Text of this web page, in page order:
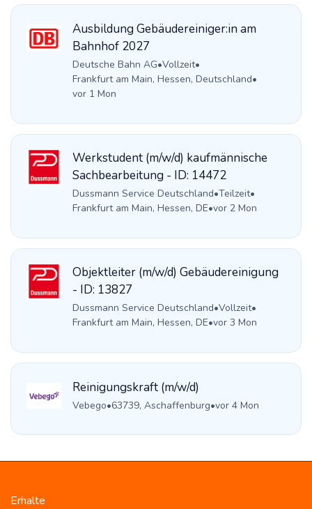
Ausbildung Gebäudereiniger:in am
Bahnhof 2027
Deutsche Bahn AG•Vollzeit•
Frankfurt am Main, Hessen, Deutschland•
vor 1 Mon
Werkstudent (m/w/d) kaufmännische
Sachbearbeitung - ID: 14472
Dussmann Service Deutschland•Teilzeit•
Frankfurt am Main, Hessen, DE•vor 2 Mon
Objektleiter (m/w/d) Gebäudereinigung
- ID: 13827
Dussmann Service Deutschland•Vollzeit•
Frankfurt am Main, Hessen, DE•vor 3 Mon
Reinigungskraft (m/w/d)
Vebego•63739, Aschaffenburg•vor 4 Mon
Erhalte